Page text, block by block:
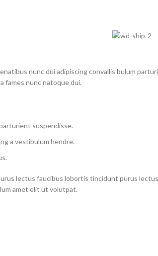
nunc dui adipiscing convallis bulum
fames nunc natoque dui.
suspendisse.
a vestibulum hendre.
lectus faucibus lobortis tincidunt purus
amet elit ut volutpat.